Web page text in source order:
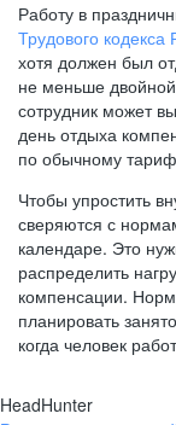
Работу в
Трудового кодекса
хотя должен был
не меньше
сотрудник может
день отдыха
по обычному
Чтобы упростить
сверяются с
календаре. Это
распределить
компенсации.
планировать
когда человек
HeadHunter